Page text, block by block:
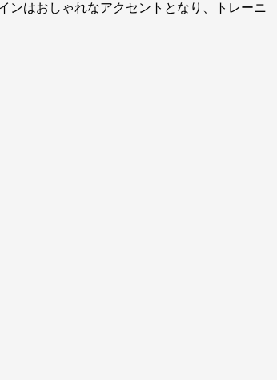
ンはおしゃれなアクセントとなり、トレーニ